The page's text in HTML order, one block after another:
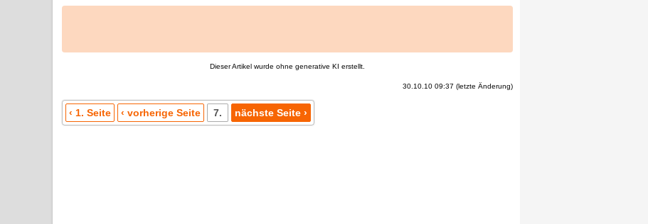
Dieser Artikel wurde ohne generative KI erstellt.
30.10.10 09:37 (letzte Änderung)
‹ 1. Seite ‹ vorherige Seite 7. nächste Seite ›